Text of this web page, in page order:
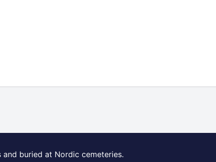
buried at Nordic cemeteries.